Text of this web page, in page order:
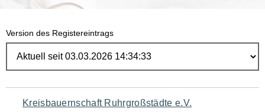
Version des Registereintrags
Navigation
Kreisbauernschaft Ruhrgroßstädte e.V.